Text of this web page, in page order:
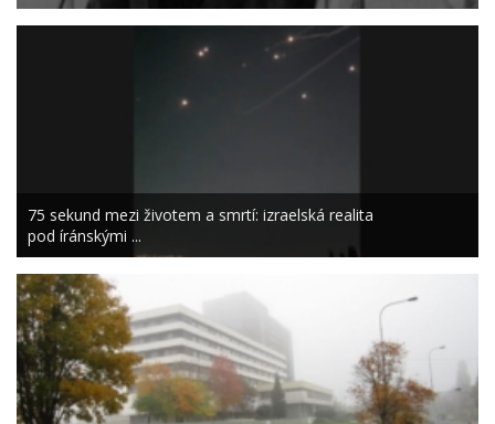
75 sekund mezi životem a smrtí: izraelská realita
pod íránskými ...